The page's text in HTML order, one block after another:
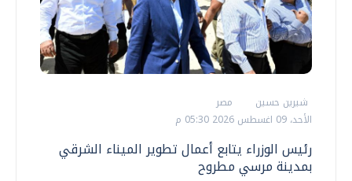
شيرين حسين
مصر
الأحد، 09 اغسطس 2026 05:30 م
رئيس الوزراء يتابع أعمال تطوير الميناء الشرقي
بمدينة مرسي مطروح